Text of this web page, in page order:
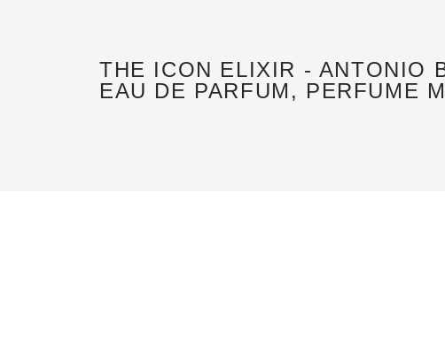
THE ICON ELIXIR - ANTONIO
EAU DE PARFUM, PERFUME